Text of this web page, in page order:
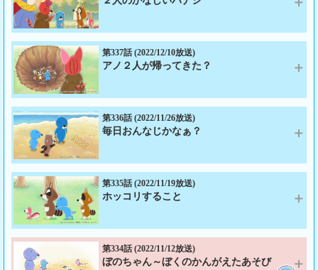
あらすじ：突然泣き出したダイスさんとロッシさんに驚くぼのぼの達。シ
マリスくんとアライグマくんも泣き出してさらに焦るぼのぼのだったが、
勝負ごっこと勘違いしてのことだった。ダイスさんとロッシさんに泣き出
した理由を聞いてみると、クモモの森を離れてからの旅に関係があるよう
第337話 (2022/12/10放送)
アノ２人が帰ってきた？
第336話 (2022/11/26放送)
毎日おんなじかなぁ？
第335話 (2022/11/19放送)
ホッコリすること
第334話 (2022/11/12放送)
ぼのちゃん～ぼくのかんがえたあそび